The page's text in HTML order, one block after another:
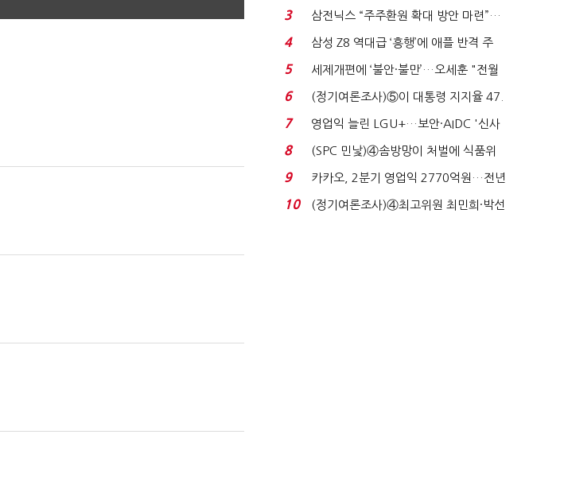
'초접전'…대통령 ...
3
삼전닉스 “주주환원 확대 방안 마련”…
로이터에 성명...
4
삼성 Z8 역대급 ‘흥행’에 애플 반격 주
목…9월 ‘폴...
5
세제개편에 ‘불안·불만’…오세훈 "전월
세 구하기 더 ...
6
(정기여론조사)⑤이 대통령 지지율 47.
7%…일주일 만에 ...
7
영업익 늘린 LGU+…보안·AIDC '신사
업 드라이브'...
8
(SPC 민낯)④솜방망이 처벌에 식품위
생법 위반 반복...
9
카카오, 2분기 영업익 2770억원…전년
비 36% 증가...
10
(정기여론조사)④최고위원 최민희·박선